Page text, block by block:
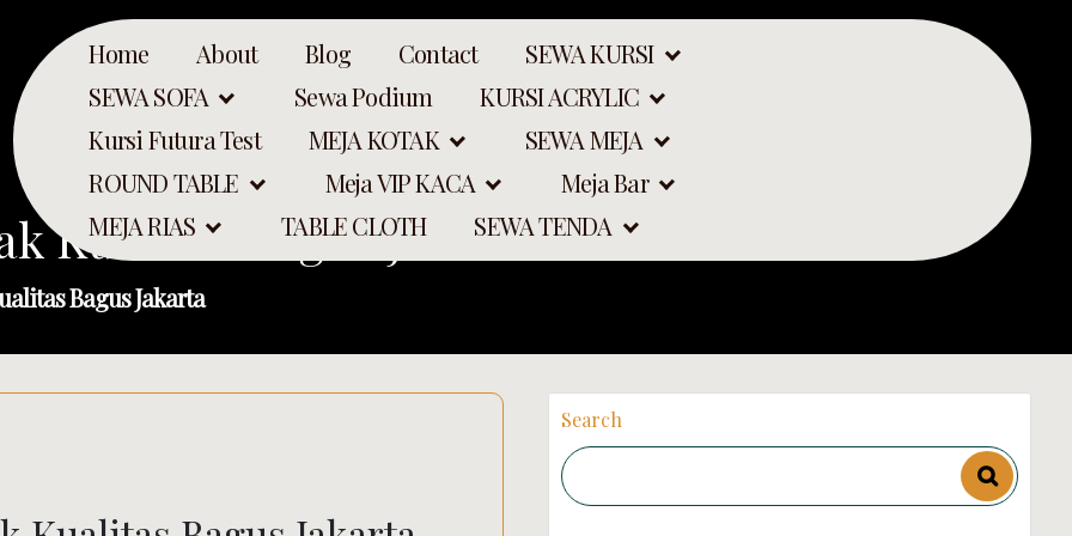
Home About Blog Contact
SEWA KURSI
SEWA SOFA
Sewa Podium
KURSI ACRYLIC
Kursi Futura Test
MEJA KOTAK
SEWA MEJA
ROUND TABLE
Meja VIP KACA
Meja Bar
MEJA RIAS
TABLE CLOTH SEWA TENDA
Kualitas Bagus Jakarta
Bagus Jakarta
Search